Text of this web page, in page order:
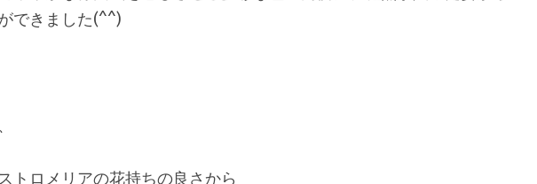
できました(^^)
トロメリアの花持ちの良さから